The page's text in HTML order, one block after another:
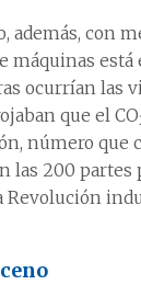
además, con
máquinas está
ocurrían las
que el CO
número que
las 200
Revolución